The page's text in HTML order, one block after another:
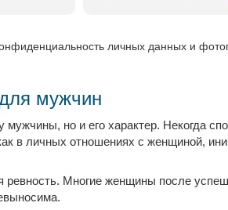
личных данных и
мужчин
но и его характер. Некогда
в личных отношениях с женщиной,
Многие женщины после